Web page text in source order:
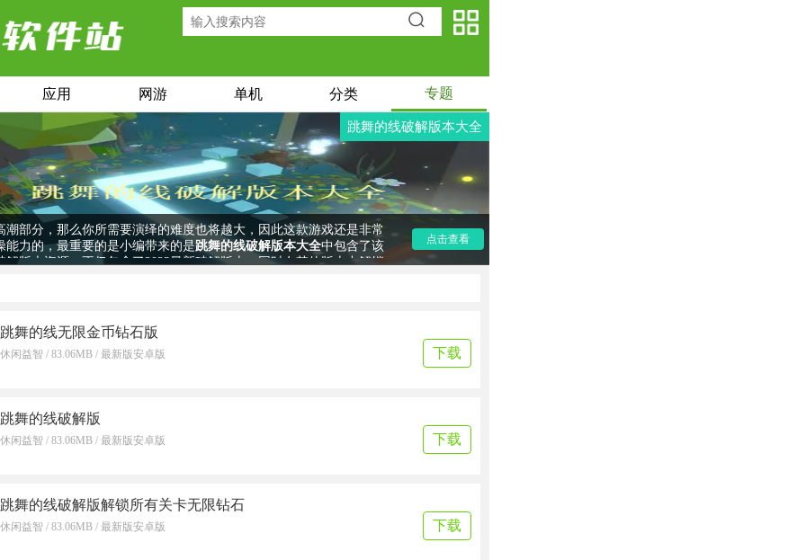
应用 网游 单机 分类 专题
跳舞的线破解版本大全
款非常有意思的音乐节奏游戏，在这里你将跟随一根跳舞的光线进行
宛转悠扬的音乐节奏在无限的关卡之中尽情地舞动，不仅如此，而当
潮部分，那么你所需要演绎的难度也将越大，因此这款游戏还是非常
能力的，最重要的是小编带来的是跳舞的线破解版本大全中包含了该
解版本资源，不仅包含了2023最新破解版本，同时在其他版本中解锁
点击查看
跳舞的线无限金币钻石版
休闲益智 / 83.06MB / 最新版安卓版 下载
跳舞的线破解版
休闲益智 / 83.06MB / 最新版安卓版 下载
跳舞的线破解版解锁所有关卡无限钻石
休闲益智 / 83.06MB / 最新版安卓版 下载